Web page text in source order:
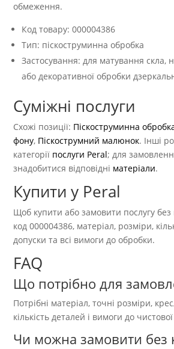
обмеження.
Код товару: 000004386
Тип: піскоструминна обробка
Застосування: для матування скла,
або декоративної обробки
Суміжні послуги
Схожі позиції: Піскоструминна
фону, Піскострумний малюнок. Інші
категорії послуги Peral; для
знадобитися відповідні матеріали.
Купити у Peral
Щоб купити або замовити послугу без
код 000004386, матеріал, розміри,
допуски та всі вимоги до обробки.
FAQ
Що потрібно для
Потрібні матеріал, точні розміри,
кількість деталей і вимоги до
Чи можна замовити без